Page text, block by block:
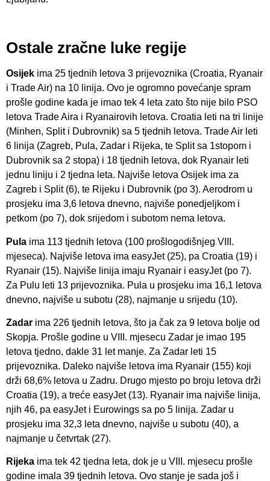
Ostale zračne luke regije
Osijek ima 25 tjednih letova 3 prijevoznika (Croatia, Ryanair
i Trade Air) na 10 linija. Ovo je ogromno povećanje spram
prošle godine kada je imao tek 4 leta zato što nije bilo PSO
letova Trade Aira i Ryanairovih letova. Croatia leti na tri linije
(Minhen, Split i Dubrovnik) sa 5 tjednih letova. Trade Air leti
6 linija (Zagreb, Pula, Zadar i Rijeka, te Split sa 1stopom i
Dubrovnik sa 2 stopa) i 18 tjednih letova, dok Ryanair leti
jednu liniju i 2 tjedna leta. Najviše letova Osijek ima za
Zagreb i Split (6), te Rijeku i Dubrovnik (po 3). Aerodrom u
prosjeku ima 3,6 letova dnevno, najviše ponedjeljkom i
petkom (po 7), dok srijedom i subotom nema letova.
Pula ima 113 tjednih letova (100 prošlogodišnjeg VIII.
mjeseca). Najviše letova ima easyJet (25), pa Croatia (19) i
Ryanair (15). Najviše linija imaju Ryanair i easyJet (po 7).
Za Pulu leti 13 prijevoznika. Pula u prosjeku ima 16,1 letova
dnevno, najviše u subotu (28), najmanje u srijedu (10).
Zadar ima 226 tjednih letova, što ja čak za 9 letova bolje od
Skopja. Prošle godine u VIII. mjesecu Zadar je imao 195
letova tjedno, dakle 31 let manje. Za Zadar leti 15
prijevoznika. Daleko najviše letova ima Ryanair (155) koji
drži 68,6% letova u Zadru. Drugo mjesto po broju letova drži
Croatia (19), a treće easyJet (13). Ryanair ima najviše linija,
njih 46, pa easyJet i Eurowings sa po 5 linija. Zadar u
prosjeku ima 32,3 leta dnevno, najviše u subotu (40), a
najmanje u četvrtak (27).
Rijeka ima tek 42 tjedna leta, dok je u VIII. mjesecu prošle
godine imala 39 tjednih letova. Ovo stanje je sada još i